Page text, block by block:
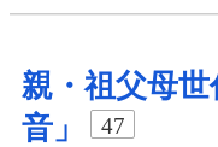
親・祖父母
音」
47